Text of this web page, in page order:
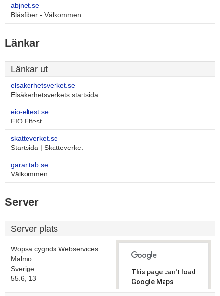
abjnet.se
Blåsfiber - Välkommen
Länkar
Länkar ut
elsakerhetsverket.se
Elsäkerhetsverkets startsida
eio-eltest.se
EIO Eltest
skatteverket.se
Startsida | Skatteverket
garantab.se
Välkommen
Server
Server plats
Wopsa.cygrids Webservices
Malmo
Sverige
55.6, 13
This page can't load
Google Maps
correctly.